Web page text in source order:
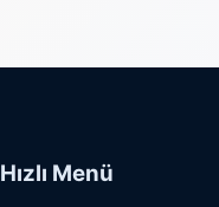
Hızlı Menü